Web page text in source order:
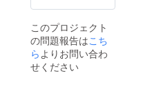
9、ヘル
ロゴ掲
載（サ
イズ要
相談）
１社限
このプロジェクト
の問題報告はこち
ら よりお問い合わ
せください